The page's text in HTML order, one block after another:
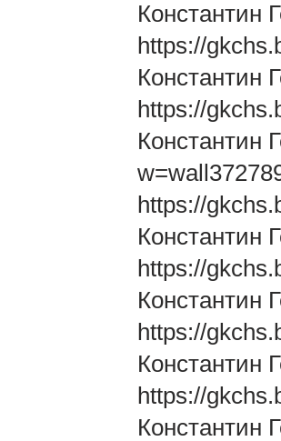
Константин
https://
Константин
https://
Константин
https://
Константин
https://
Константин
https://
Константин
https://
Константин